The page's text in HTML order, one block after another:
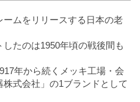
ムをリリースする日本の老
たのは1950年頃の戦後間も
年から続くメッキ工場・会
式会社」の1ブランドとして